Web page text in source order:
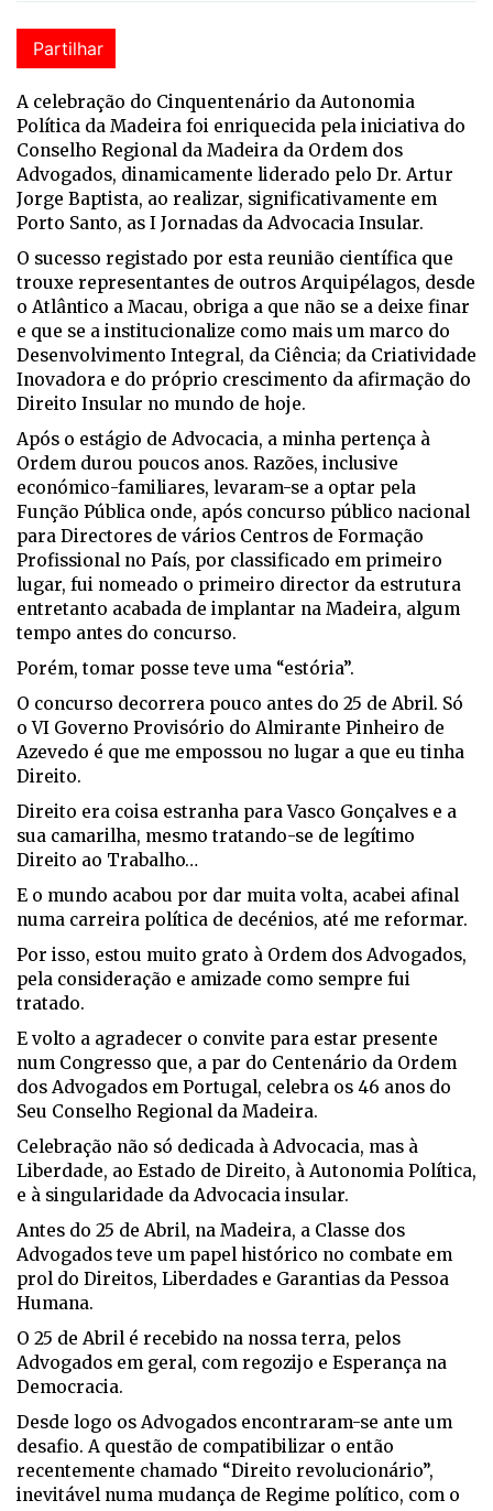
Partilhar
A celebração do Cinquentenário da Autonomia
Política da Madeira foi enriquecida pela iniciativa do
Conselho Regional da Madeira da Ordem dos
Advogados, dinamicamente liderado pelo Dr. Artur
Jorge Baptista, ao realizar, significativamente em
Porto Santo, as I Jornadas da Advocacia Insular.
O sucesso registado por esta reunião científica que
trouxe representantes de outros Arquipélagos, desde
o Atlântico a Macau, obriga a que não se a deixe finar
e que se a institucionalize como mais um marco do
Desenvolvimento Integral, da Ciência; da Criatividade
Inovadora e do próprio crescimento da afirmação do
Direito Insular no mundo de hoje.
Após o estágio de Advocacia, a minha pertença à
Ordem durou poucos anos. Razões, inclusive
económico-familiares, levaram-se a optar pela
Função Pública onde, após concurso público nacional
para Directores de vários Centros de Formação
Profissional no País, por classificado em primeiro
lugar, fui nomeado o primeiro director da estrutura
entretanto acabada de implantar na Madeira, algum
tempo antes do concurso.
Porém, tomar posse teve uma “estória”.
O concurso decorrera pouco antes do 25 de Abril. Só
o VI Governo Provisório do Almirante Pinheiro de
Azevedo é que me empossou no lugar a que eu tinha
Direito.
Direito era coisa estranha para Vasco Gonçalves e a
sua camarilha, mesmo tratando-se de legítimo
Direito ao Trabalho…
E o mundo acabou por dar muita volta, acabei afinal
numa carreira política de decénios, até me reformar.
Por isso, estou muito grato à Ordem dos Advogados,
pela consideração e amizade como sempre fui
tratado.
E volto a agradecer o convite para estar presente
num Congresso que, a par do Centenário da Ordem
dos Advogados em Portugal, celebra os 46 anos do
Seu Conselho Regional da Madeira.
Celebração não só dedicada à Advocacia, mas à
Liberdade, ao Estado de Direito, à Autonomia Política,
e à singularidade da Advocacia insular.
Antes do 25 de Abril, na Madeira, a Classe dos
Advogados teve um papel histórico no combate em
prol do Direitos, Liberdades e Garantias da Pessoa
Humana.
O 25 de Abril é recebido na nossa terra, pelos
Advogados em geral, com regozijo e Esperança na
Democracia.
Desde logo os Advogados encontraram-se ante um
desafio. A questão de compatibilizar o então
recentemente chamado “Direito revolucionário”,
inevitável numa mudança de Regime político, com o